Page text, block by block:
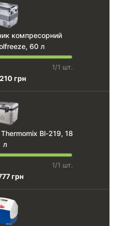
компресорний
60 л
1/1 шт.
грн
Bl-219, 18
л
1/1 шт.
грн